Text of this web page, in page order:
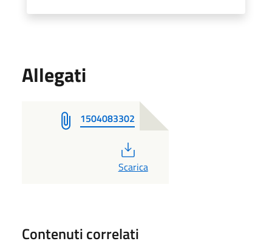
Allegati
1504083302
PDF
Scarica
Contenuti correlati